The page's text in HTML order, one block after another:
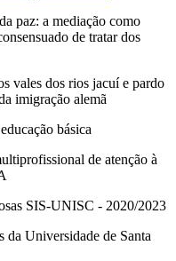
paz: a mediação como
de tratar dos
vales dos rios jacuí e pardo
imigração alemã
básica
de atenção à
SIS-UNISC - 2020/2023
da Universidade de Santa